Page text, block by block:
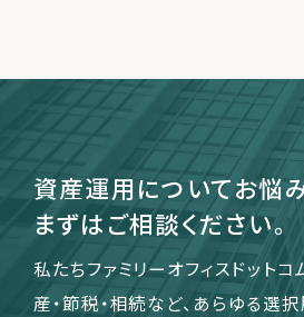
運営会社
ファミリーオフィスとは
メールマガジン登録
よくある質問
資産運用についてお悩
まずはご相談ください。
私たちファミリーオフィスドット
産・節税・相続など、あらゆる選択